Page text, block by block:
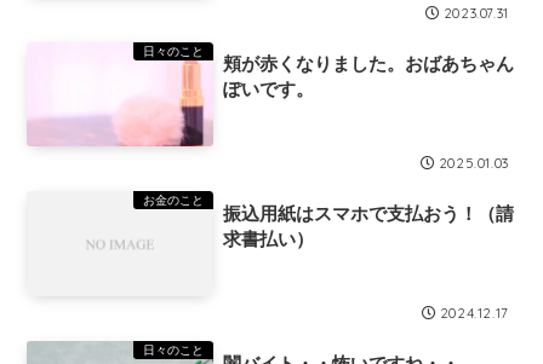
2023.07.31
日々のこと
頬が赤くなりました。おばあちゃん
ぽいです。
2025.01.03
お金のこと
振込用紙はスマホで支払おう！（請
求書払い）
2024.12.17
日々のこと